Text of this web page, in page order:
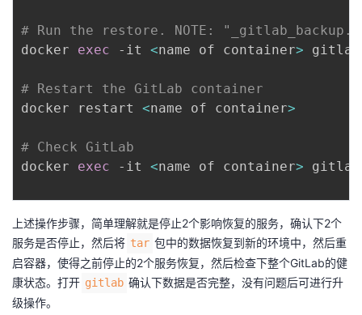
# Run the restore. NOTE:
docker exec -it <name of container>
# Restart the GitLab container
docker restart <name of container>
# Check GitLab
docker exec -it <name of container>
上述操作步骤，简单理解就是停止2个影响恢复的服务，确认下2个
服务是否停止，然后将 tar 包中的数据恢复到新的环境中，然后重
启容器，使得之前停止的2个服务恢复，然后检查下整个GitLab的健
康状态。打开 gitlab 确认下数据是否完整，没有问题后可进行升
级操作。